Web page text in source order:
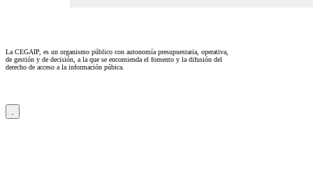
La CEGAIP, es un organismo público con autonomía presupuestaria, operativa,
de gestión y de decisión, a la que se encomienda el fomento y la difusión del
derecho de acceso a la información púbica.